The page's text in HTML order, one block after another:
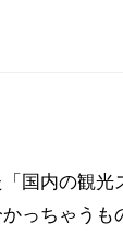
国内の観
っちゃうも